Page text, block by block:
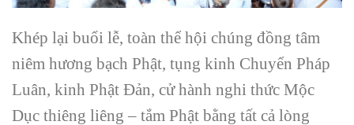
Khép lại buổi lễ, toàn thể hội chúng đồng tâm
niêm hương bạch Phật, tụng kinh Chuyển Pháp
Luân, kinh Phật Đản, cử hành nghi thức Mộc
Dục thiêng liêng – tắm Phật bằng tất cả lòng